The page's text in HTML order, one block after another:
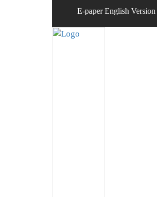
E-paper English Version